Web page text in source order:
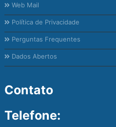
Web Mail
Política de Privacidade
Perguntas Frequentes
Dados Abertos
Contato
Telefone: